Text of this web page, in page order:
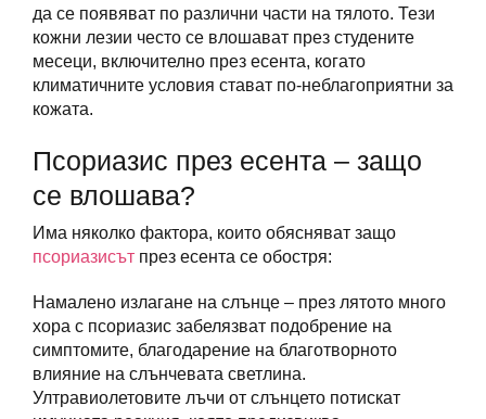
да се появяват по различни части на тялото. Тези
кожни лезии често се влошават през студените
месеци, включително през есента, когато
климатичните условия стават по-неблагоприятни за
кожата.
Псориазис през есента – защо
се влошава?
Има няколко фактора, които обясняват защо
псориазисът през есента се обостря:
Намалено излагане на слънце – през лятото много
хора с псориазис забелязват подобрение на
симптомите, благодарение на благотворното
влияние на слънчевата светлина.
Ултравиолетовите лъчи от слънцето потискат